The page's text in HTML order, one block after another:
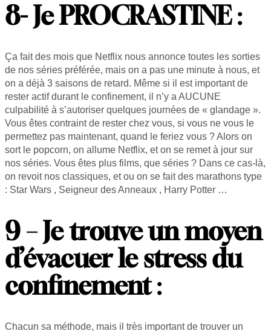
8- Je PROCRASTINE:
Ça fait des mois que Netflix nous annonce toutes les sorties
de nos séries préférée, mais on a pas une minute à nous, et
on a déjà 3 saisons de retard. Même si il est important de
rester actif durant le confinement, il n’y a AUCUNE
culpabilité à s’autoriser quelques journées de « glandage ».
Vous êtes contraint de rester chez vous, si vous ne vous le
permettez pas maintenant, quand le feriez vous ? Alors on
sort le popcorn, on allume Netflix, et on se remet à jour sur
nos séries. Vous êtes plus films, que séries ? Dans ce cas-là,
on revoit nos classiques, et ou on se fait des marathons type
: Star Wars , Seigneur des Anneaux , Harry Potter …
9 – Je trouve un moyen
d’évacuer le stress du
confinement:
Chacun sa méthode, mais il très important de trouver un